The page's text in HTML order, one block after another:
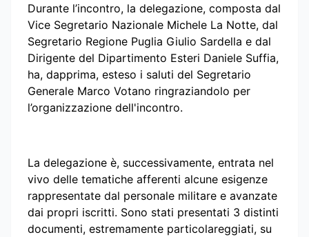
Durante l’incontro, la delegazione, composta dal
Vice Segretario Nazionale Michele La Notte, dal
Segretario Regione Puglia Giulio Sardella e dal
Dirigente del Dipartimento Esteri Daniele Suffia,
ha, dapprima, esteso i saluti del Segretario
Generale Marco Votano ringraziandolo per
l’organizzazione dell'incontro.
La delegazione è, successivamente, entrata nel
vivo delle tematiche afferenti alcune esigenze
rappresentate dal personale militare e avanzate
dai propri iscritti. Sono stati presentati 3 distinti
documenti, estremamente particolareggiati, su